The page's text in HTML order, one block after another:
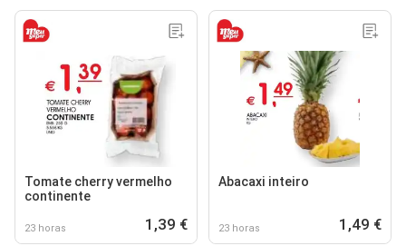
Tomate cherry vermelho
continente
23 horas 1,39 €
Abacaxi inteiro
23 horas 1,49 €